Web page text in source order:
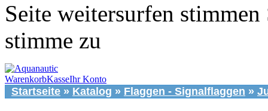
Seite weitersurfen stimmen
stimme zu
WarenkorbKasseIhr Konto
Startseite » Katalog » Flaggen - Signalflaggen »